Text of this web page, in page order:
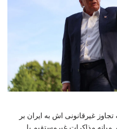
غیرقانونی اش به ایران بر